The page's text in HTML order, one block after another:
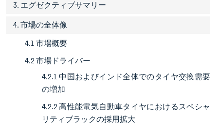
3. エグゼクティブサマリー
4. 市場の全体像
4.1 市場概要
4.2 市場ドライバー
4.2.1 中国およびインド全体でのタイヤ交換需要
の増加
4.2.2 高性能電気自動車タイヤにおけるスペシャ
リティブラックの採用拡大